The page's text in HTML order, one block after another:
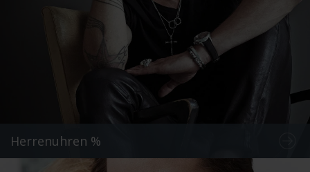
Herrenuhren %